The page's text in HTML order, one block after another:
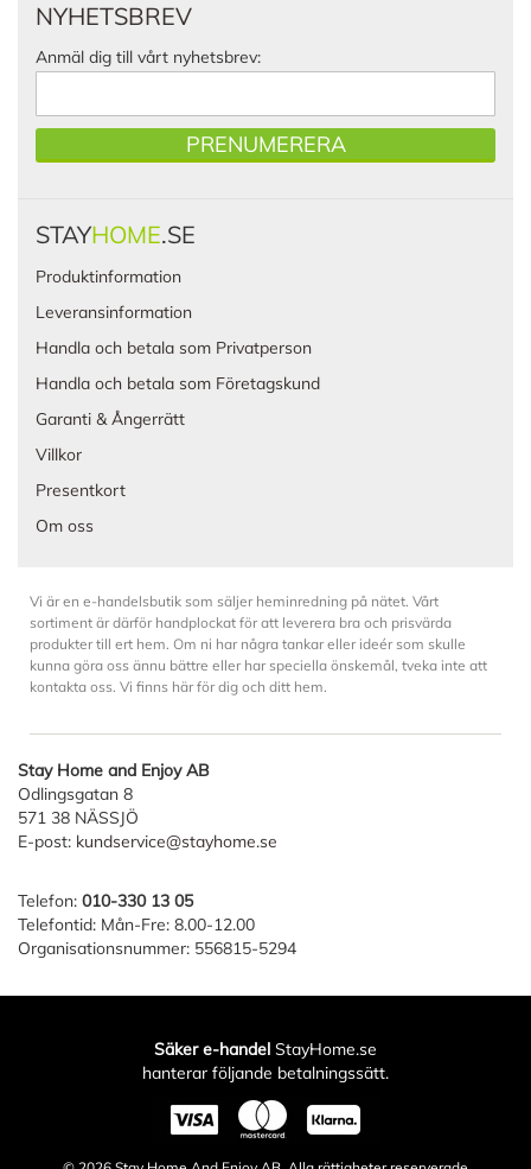
NYHETSBREV
Anmäl dig till vårt nyhetsbrev:
PRENUMERERA
STAYHOME.SE
Produktinformation
Leveransinformation
Handla och betala som Privatperson
Handla och betala som Företagskund
Garanti & Ångerrätt
Villkor
Presentkort
Om oss
Vi är en e-handelsbutik som säljer heminredning på nätet. Vårt
sortiment är därför handplockat för att leverera bra och prisvärda
produkter till ert hem. Om ni har några tankar eller ideér som skulle
kunna göra oss ännu bättre eller har speciella önskemål, tveka inte att
kontakta oss. Vi finns här för dig och ditt hem.
Stay Home and Enjoy AB
Odlingsgatan 8
571 38 NÄSSJÖ
E-post: kundservice@stayhome.se
Telefon: 010-330 13 05
Telefontid: Mån-Fre: 8.00-12.00
Organisationsnummer: 556815-5294
Säker e-handel StayHome.se
hanterar följande betalningssätt.